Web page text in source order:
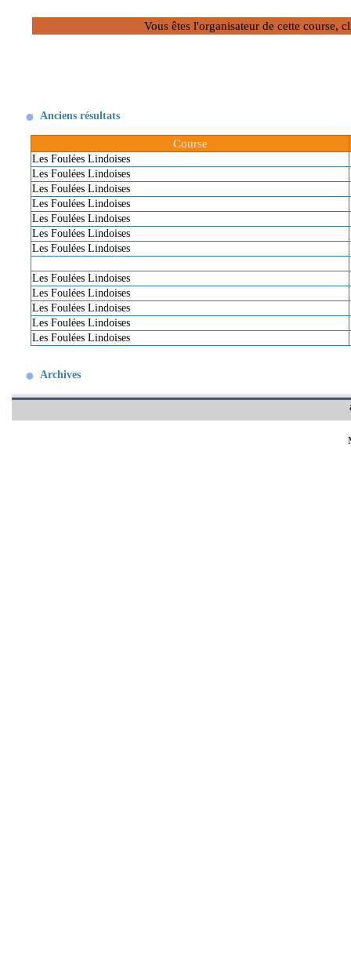
Vous êtes l'organisateur de cette course,
Anciens résultats
Course
Les Foulées Lindoises
Les Foulées Lindoises
Les Foulées Lindoises
Les Foulées Lindoises
Les Foulées Lindoises
Les Foulées Lindoises
Les Foulées Lindoises
Les Foulées Lindoises
Les Foulées Lindoises
Les Foulées Lindoises
Les Foulées Lindoises
Les Foulées Lindoises
Archives